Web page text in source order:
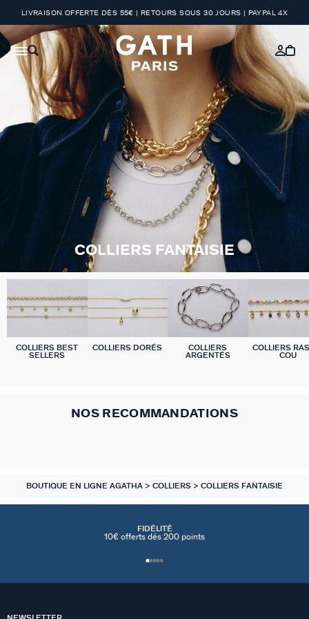
LIVRAISON OFFERTE DÈS 55€ | RETOURS SOUS 30 JOURS | PAYPAL 4X
COLLIERS FANTAISIE
COLLIERS BEST
SELLERS
COLLIERS DORÉS
COLLIERS
ARGENTÉS
COLLIERS
COU
NOS RECOMMANDATIONS
BOUTIQUE EN LIGNE AGATHA COLLIERS COLLIERS FANTAISIE
FIDÉLITÉ
10€ offerts dés 200 points